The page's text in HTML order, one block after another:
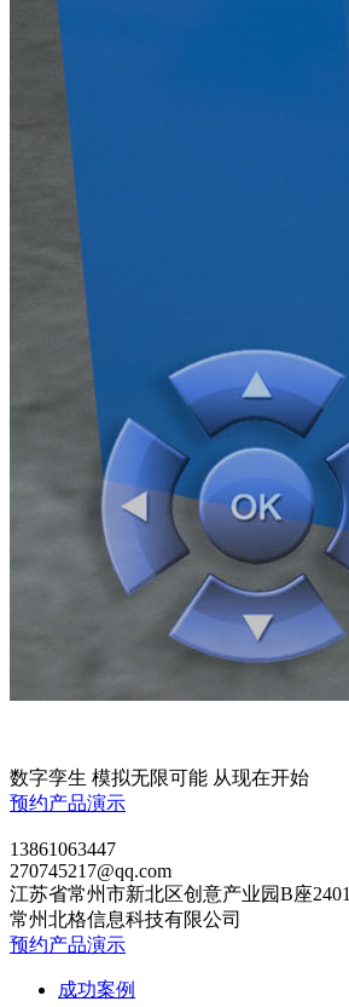
数字孪生 模拟无限可能 从现在开始
预约产品演示
13861063447
270745217@qq.com
江苏省常州市新北区创意产业园B座2401
常州北格信息科技有限公司
预约产品演示
成功案例